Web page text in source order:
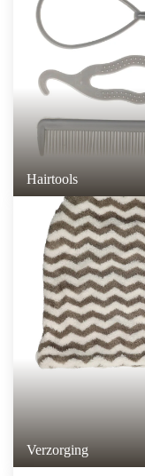
Hairtools
Verzorging